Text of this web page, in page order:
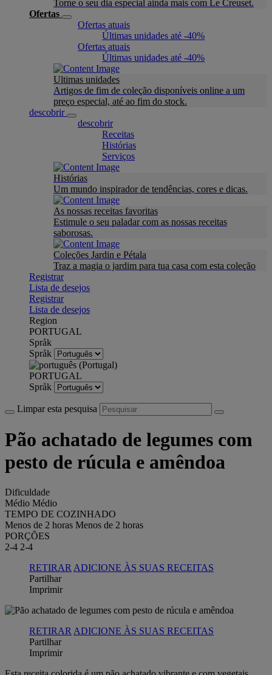
Torne o seu dia especial ainda mais com Le Creuset.
Ofertas
Ofertas atuais
Últimas unidades até -40%
Ofertas atuais
Últimas unidades até -40%
Ultimas unidades
Artigos de fim de coleção disponíveis online a um
preço especial, até ao fim do stock.
descobrir
descobrir
Receitas
Histórias
Serviços
Histórias
Um mundo inspirador de tendências, cores e dicas.
As nossas receitas favoritas
Estimule o seu paladar com as nossas receitas
saborosas.
Coleções Jardin e Pétala
Traz a magia o jardim para tua casa com esta coleção
Registrar
Lista de desejos
Registrar
Lista de desejos
Region
PORTUGAL
Språk
Språk
PORTUGAL
Språk
Limpar esta pesquisa
Pão achatado de legumes com
pesto de rúcula e amêndoa
Dificuldade
Médio Médio
TEMPO DE COZINHADO
Menos de 2 horas Menos de 2 horas
PORÇÕES
2-4 2-4
RETIRAR ADICIONE ÀS SUAS RECEITAS
Partilhar
Imprimir
RETIRAR ADICIONE ÀS SUAS RECEITAS
Partilhar
Imprimir